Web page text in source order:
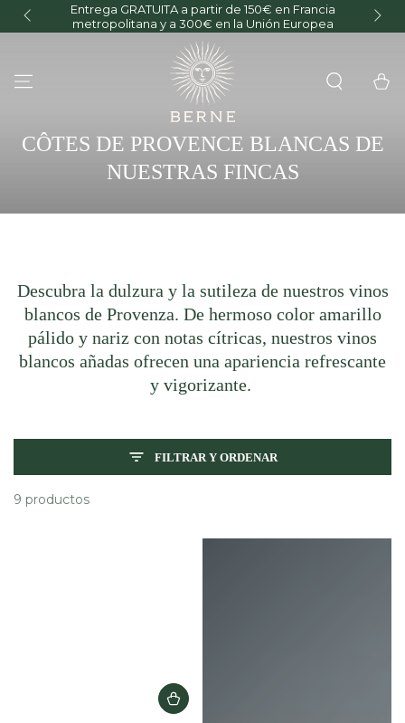
IR AL CONTENIDO
Entrega GRATUITA a partir de 150€ en Francia
metropolitana y a 300€ en la Unión Europea
Carrito
COLECCIÓN:
CÔTES DE PROVENCE BLANCAS DE
NUESTRAS FINCAS
Descubra la dulzura y la sutileza de nuestros vinos
blancos de Provenza. De hermoso color amarillo
pálido y nariz con notas cítricas, nuestros vinos
blancos añadas ofrecen una apariencia refrescante
y vigorizante.
FILTRAR Y ORDENAR
9 productos